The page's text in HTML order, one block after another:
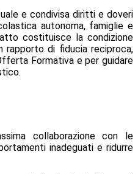
e condivisa diritti e doveri
autonoma, famiglie e
costituisce la condizione
rapporto di fiducia reciproca,
Formativa e per guidare
collaborazione con le
inadeguati e ridurre